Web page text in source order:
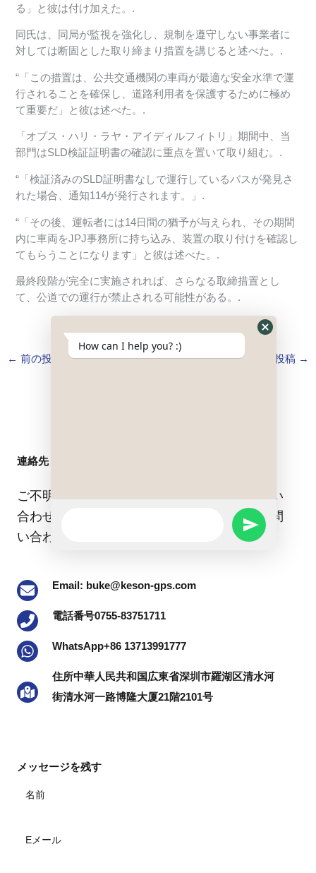
る」と彼は付け加えた。.
同氏は、同局が監視を強化し、規制を遵守しない事業者に
対しては断固とした取り締まり措置を講じると述べた。.
“「この措置は、公共交通機関の車両が最適な安全水準で運
行されることを確保し、道路利用者を保護するために極め
て重要だ」と彼は述べた。.
「オプス・ハリ・ラヤ・アイディルフィトリ」期間中、当
部門はSLD検証証明書の確認に重点を置いて取り組む。.
“「検証済みのSLD証明書なしで運行しているバスが発見さ
れた場合、通知114が発行されます。」.
“「その後、運転者には14日間の猶予が与えられ、その期間
内に車両をJPJ事務所に持ち込み、装置の取り付けを確認し
てもらうことになります」と彼は述べた。.
最終段階が完全に実施されれば、さらなる取締措置とし
て、公道での運行が禁止される可能性がある。.
← 前の投稿 次の投稿 →
連絡先
ご不明な点がございましたら、お気軽にお問い
合わせください。どんなことでもお気軽にお問
い合わせください。.
Email: buke@keson-gps.com
電話番号0755-83751711
WhatsApp+86 13713991777
住所中華人民共和国広東省深圳市羅湖区清水河
街清水河一路博隆大厦21階2101号
メッセージを残す
WhatsApp
How can I help you? :)
SEND